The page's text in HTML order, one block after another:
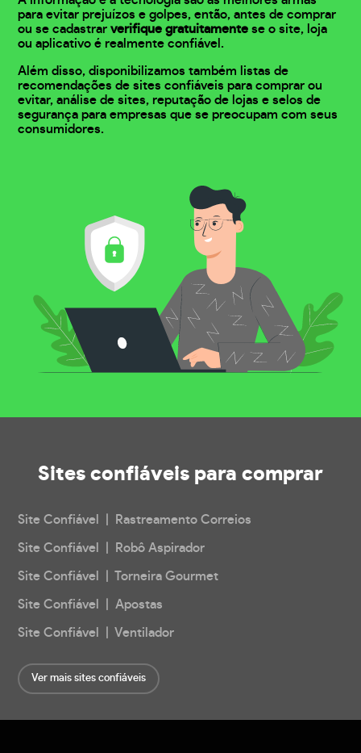
para evitar prejuízos e golpes, então, antes de comprar
ou se cadastrarverifique gratuitamente se o site, loja
ou aplicativo é realmente confiável.
Além disso, disponibilizamos também listas de
recomendações de sites confiáveis para comprar ou
evitar, análise de sites, reputação de lojas e selos de
segurança para empresas que se preocupam com seus
consumidores.
Sites confiáveis para comprar
Site Confiável | Rastreamento Correios
Site Confiável | Robô Aspirador
Site Confiável | Torneira Gourmet
Site Confiável | Apostas
Site Confiável | Ventilador
Ver mais sites confiáveis